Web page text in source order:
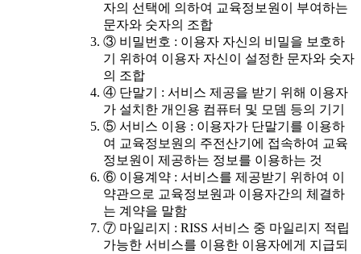
자의 선택에 의하여 교육정보원이 부여하는
문자와 숫자의 조합
③ 비밀번호 : 이용자 자신의 비밀을 보호하
기 위하여 이용자 자신이 설정한 문자와 숫자
의 조합
④ 단말기 : 서비스 제공을 받기 위해 이용자
가 설치한 개인용 컴퓨터 및 모뎀 등의 기기
⑤ 서비스 이용 : 이용자가 단말기를 이용하
여 교육정보원의 주전산기에 접속하여 교육
정보원이 제공하는 정보를 이용하는 것
⑥ 이용계약 : 서비스를 제공받기 위하여 이
약관으로 교육정보원과 이용자간의 체결하
는 계약을 말함
⑦ 마일리지 : RISS 서비스 중 마일리지 적립
가능한 서비스를 이용한 이용자에게 지급되